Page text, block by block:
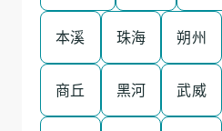
本溪 珠海 朔州
商丘 黑河 武威